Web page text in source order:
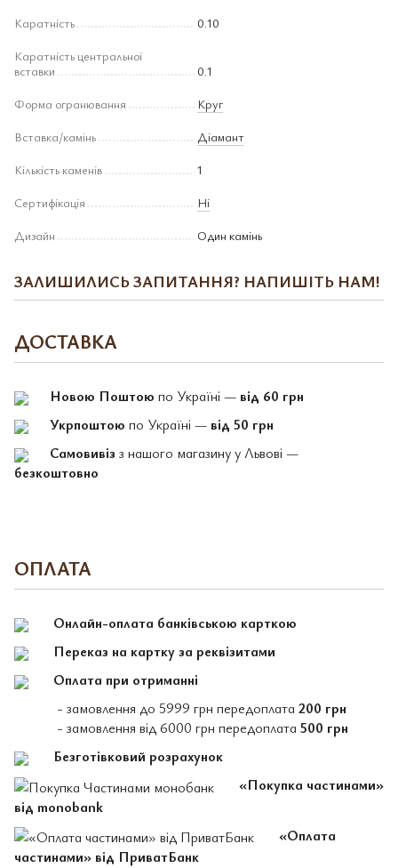
Каратність
0.10
Каратність центральної
вставки
0.1
Форма огранювання
Круг
Вставка/камінь
Діамант
Кількість каменів
1
Сертифікація
Ні
Дизайн
Один камінь
ЗАЛИШИЛИСЬ ЗАПИТАННЯ? НАПИШІТЬ НАМ!
ДОСТАВКА
Новою Поштою по Україні — від 60 грн
Укрпоштою по Україні — від 50 грн
Самовивіз з нашого магазину у Львові —
безкоштовно
ОПЛАТА
Онлайн-оплата банківською карткою
Переказ на картку за реквізитами
Оплата при отриманні
- замовлення до 5999 грн передоплата 200 грн
- замовлення від 6000 грн передоплата 500 грн
Безготівковий розрахунок
«Покупка частинами»
від monobank
«Оплата
частинами» від ПриватБанк